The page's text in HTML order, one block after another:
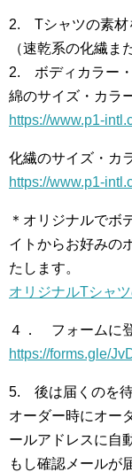
2. Tシャツの素材
（速乾系の化繊ま
2. ボディカラー
綿のサイズ・カラ
https://www.p1-
化繊のサイズ・カ
https://www.p1-
＊オリジナルでボ
イトからお好みの
たします。
オリジナルTシャ
４． フォームに
https://forms.gle/
5. 後は届くのを
オーダー時にオー
ールアドレスに自
もし確認メールが